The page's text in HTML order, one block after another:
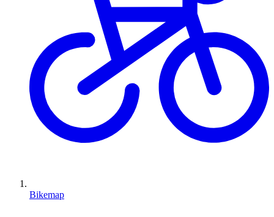
Bikemap